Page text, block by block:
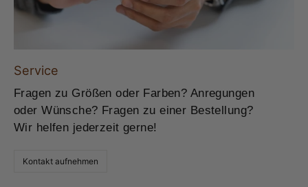
Service
Fragen zu Größen oder Farben? Anregungen
oder Wünsche? Fragen zu einer Bestellung?
Wir helfen jederzeit gerne!
Kontakt aufnehmen